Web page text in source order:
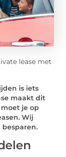
is iets
maakt dit
je op
Wij